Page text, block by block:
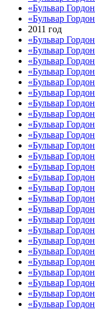
«Бульвар
«Бульвар
2011 год
«Бульвар
«Бульвар
«Бульвар
«Бульвар
«Бульвар
«Бульвар
«Бульвар
«Бульвар
«Бульвар
«Бульвар
«Бульвар
«Бульвар
«Бульвар
«Бульвар
«Бульвар
«Бульвар
«Бульвар
«Бульвар
«Бульвар
«Бульвар
«Бульвар
«Бульвар
«Бульвар
«Бульвар
«Бульвар
«Бульвар